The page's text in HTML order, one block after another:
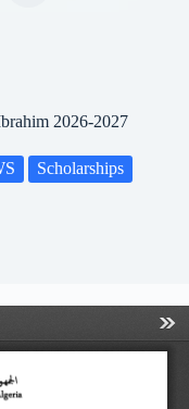
2026-2027
Scholarships